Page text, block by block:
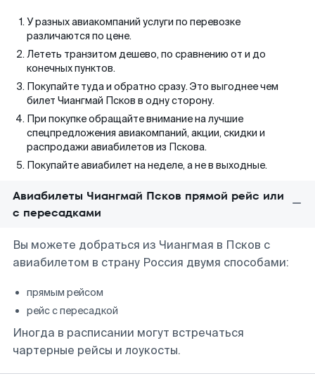
У разных авиакомпаний услуги по перевозке
различаются по цене.
Лететь транзитом дешево, по сравнению от и до
конечных пунктов.
Покупайте туда и обратно сразу. Это выгоднее чем
билет Чиангмай Псков в одну сторону.
При покупке обращайте внимание на лучшие
спецпредложения авиакомпаний, акции, скидки и
распродажи авиабилетов из Пскова.
Покупайте авиабилет на неделе, а не в выходные.
Авиабилеты Чиангмай Псков прямой рейс или
с пересадками
Вы можете добраться из Чиангмая в Псков с
авиабилетом в страну Россия двумя способами:
прямым рейсом
рейс с пересадкой
Иногда в расписании могут встречаться
чартерные рейсы и лоукосты.